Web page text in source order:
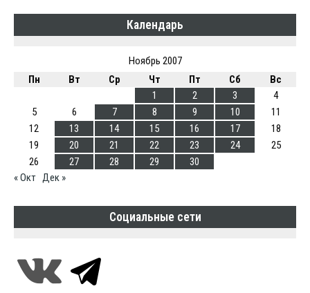
Календарь
Ноябрь 2007
Пн
Вт Ср Чт Пт Сб
Вс
1
2 3
4
5
6 7 8 9 10
11
12
13 14 15 16 17
18
19
20 21 22 23 24
25
26
27 28 29
30
« Окт Дек »
Социальные сети